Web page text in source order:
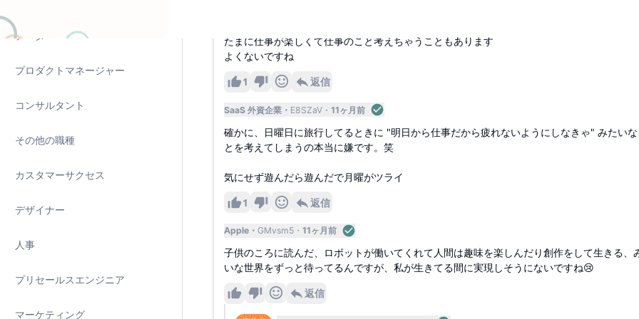
データ
プロダクトマネージャー
コンサルタント
その他の職種
カスタマーサクセス
デザイナー
人事
プリセールスエンジニア
マーケティング
たまに仕事が楽しくて仕事のこと考えちゃうこともあります
よくないですね
1 返信
SaaS 外資企業 E8SZaV 11ヶ月前
確かに、日曜日に旅行してるときに "明日から仕事だから疲れないようにしなきゃ" みたい
とを考えてしまうの本当に嫌です。笑
気にせず遊んだら遊んだで月曜がツライ
1 返信
Apple GMvsm5 11ヶ月前
子供のころに読んだ、ロボットが働いてくれて人間は趣味を楽しんだり創作をして生きる、
いな世界をずっと待ってるんですが、私が生きてる間に実現しそうにないですね😢
返信